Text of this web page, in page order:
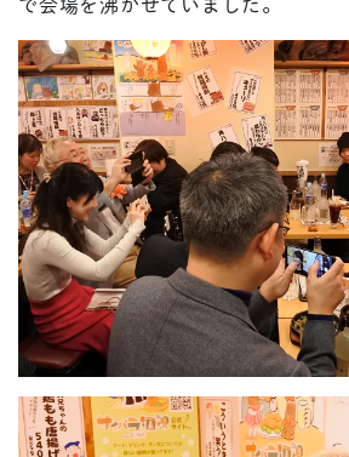
で会場を沸かせていました。